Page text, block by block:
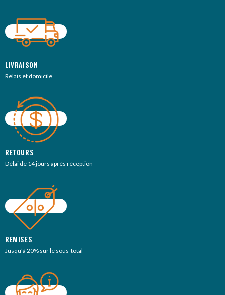
LIVRAISON
Relais et domicile
RETOURS
Délai de 14 jours après réception
REMISES
Jusqu’à 20% sur le sous-total